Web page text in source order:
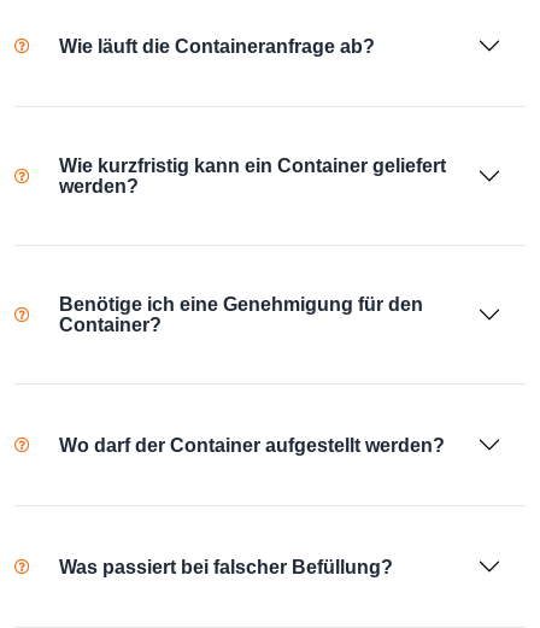
Wie läuft die Containeranfrage ab?
Wie kurzfristig kann ein Container geliefert
werden?
Benötige ich eine Genehmigung für den
Container?
Wo darf der Container aufgestellt werden?
Was passiert bei falscher Befüllung?